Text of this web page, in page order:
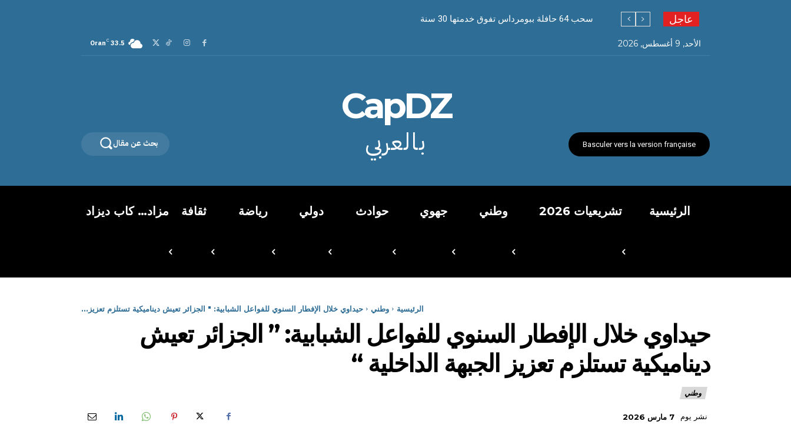
عاجل سحب 64 حافلة ببومرداس تفوق خدمتها 30 سنة
الأحد, 9 أغسطس, 2026 33.5
C
Oran
Basculer vers la version française
CapDZ
بالعربي بحث عن مقال
الرئيسية تشريعيات 2026 وطني جهوي حوادث دولي رياضة ثقافة مزاد… كاب ديزاد
الرئيسية وطني حيداوي خلال الإفطار السنوي للفواعل الشبابية: " الجزائر تعيش ديناميكية تستلزم تعزيز...
حيداوي خلال الإفطار السنوي للفواعل الشبابية: ” الجزائر تعيش
ديناميكية تستلزم تعزيز الجبهة الداخلية “
وطني
نشر يوم 7 مارس 2026